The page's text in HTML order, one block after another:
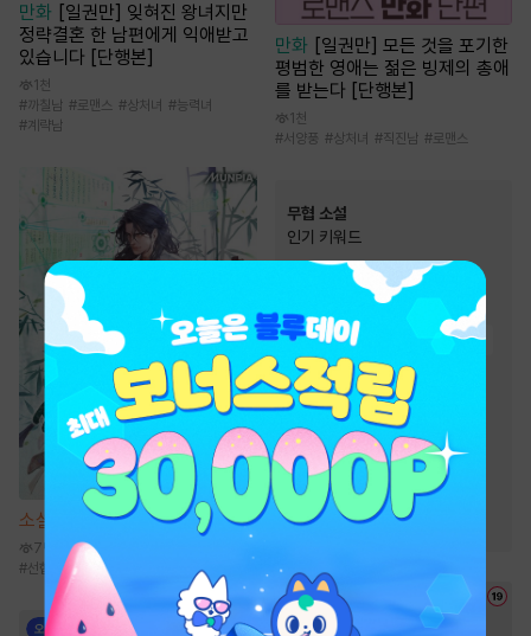
만화
[일권만] 잊혀진 왕녀지만
정략결혼 한 남편에게 익애받고
있습니다 [단행본]
1천
#까칠남 #로맨스 #상처녀 #능력녀
# 계략남
소설 선협에서 상태창 개발하기
7만
#선협물 # 성장물 신무협
만화 [일권만] 모든 것을 포기한
평범한 영애는 젊은 빙제의 총애
를 받는다 [단행본]
1천
#서양풍 #상처녀 #직진남 #로맨스
무협 소설
인기 키워드
# 천마 # 잔잔함
#
#빙의물
먼치킨
#마교 #생존물
#비장함 #천하제일인
#차원이동물 #복수물
#성장물 #통쾌함
#사이다물 #환생물
#회귀물